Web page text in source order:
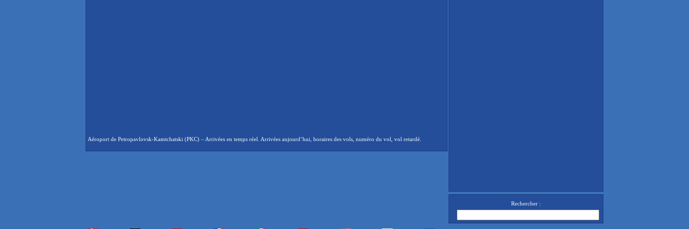
Aéroport de Petropavlovsk-Kamtchatski (PKC) – Arrivées en temps réel. Arrivées aujourd’hui, horaires des vols, numéro du vol, vol retardé.
Rechercher :